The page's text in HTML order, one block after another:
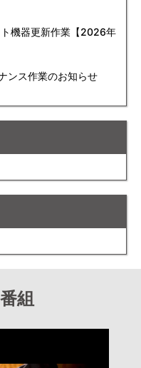
機器更新作業【2026年
ンス作業のお知らせ
組